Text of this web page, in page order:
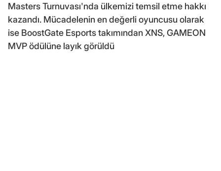
Masters Turnuvası'nda ülkemizi temsil etme hakkı
kazandı. Mücadelenin en değerli oyuncusu olarak
ise BoostGate Esports takımından XNS, GAMEON
MVP ödülüne layık görüldü